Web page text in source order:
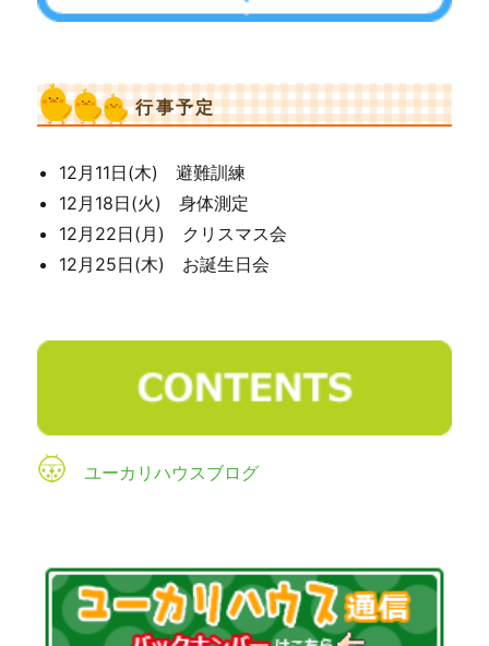
行事予定
12月11日(木) 避難訓練
12月18日(火) 身体測定
12月22日(月) クリスマス会
12月25日(木) お誕生日会
ユーカリハウスブログ